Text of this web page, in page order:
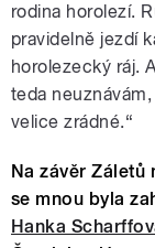
rodina horolezí.
pravidelně jezdí
horolezecký ráj.
teda
velice zrádné.“
Na závěr Záletů
se mnou byla
Hanka